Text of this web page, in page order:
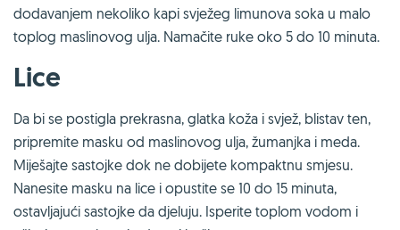
dodavanjem nekoliko kapi svježeg limunova soka u malo
toplog maslinovog ulja. Namačite ruke oko 5 do 10 minuta.
Lice
Da bi se postigla prekrasna, glatka koža i svjež, blistav ten,
pripremite masku od maslinovog ulja, žumanjka i meda.
Miješajte sastojke dok ne dobijete kompaktnu smjesu.
Nanesite masku na lice i opustite se 10 do 15 minuta,
ostavljajući sastojke da djeluju. Isperite toplom vodom i